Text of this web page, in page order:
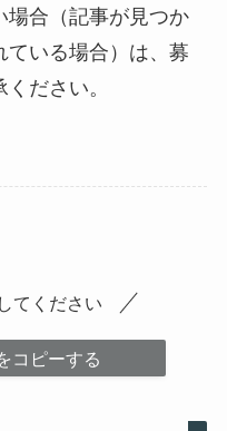
合（記事が見つか
ている場合）は、募
ださい。
てください
コピーする